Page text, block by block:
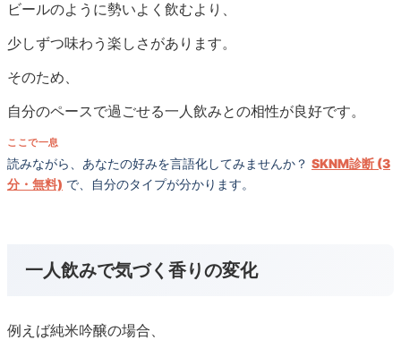
ビールのように勢いよく飲むより、
少しずつ味わう楽しさがあります。
そのため、
自分のペースで過ごせる一人飲みとの相性が良好です。
ここで一息
読みながら、あなたの好みを言語化してみませんか？ SKNM診断 (3
分・無料) で、自分のタイプが分かります。
一人飲みで気づく香りの変化
例えば純米吟醸の場合、